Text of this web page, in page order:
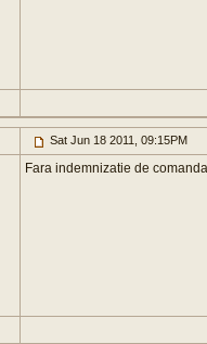
Sat Jun 18 2011, 09:15PM
Fara indemnizatie de